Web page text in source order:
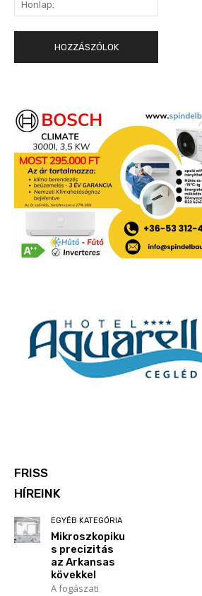
FRISS
HÍREINK
EGYÉB KATEGÓRIA
Mikroszkopiku
s precizitás
az Arkansas
kövekkel
A fogászati